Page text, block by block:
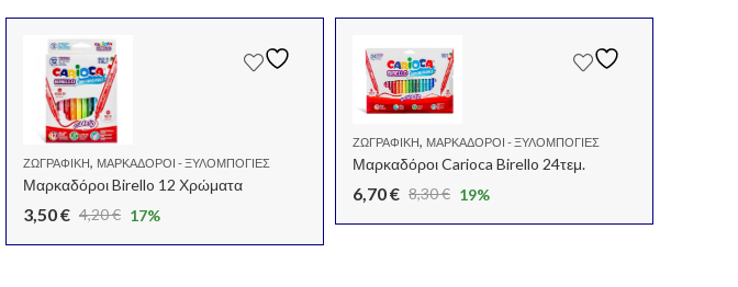
ΖΩΓΡΑΦΙΚΉ, ΜΑΡΚΑΔΌΡΟΙ - ΞΥΛΟΜΠΟΓΙΈΣ
Μαρκαδόροι Birello 12 Χρώματα
4,20€
Original
3,50€
Η
17%
ΖΩΓΡΑΦΙΚΉ, ΜΑΡΚΑΔΌΡΟΙ - ΞΥΛΟΜΠΟΓΙΈΣ
Μαρκαδόροι Carioca Birello 24τεμ.
8,30€
Original
6,70€
Η
19%